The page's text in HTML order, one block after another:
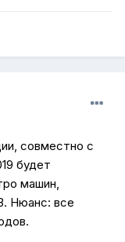
совместно с
будет
машин,
Нюанс: все